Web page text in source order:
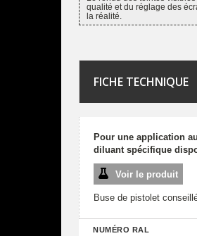
qualité et du réglage des
la réalité.
FICHE TECHNIQUE
Pour une application
diluant spécifique
Voir le produit
Buse de pistolet
NUMÉRO RAL